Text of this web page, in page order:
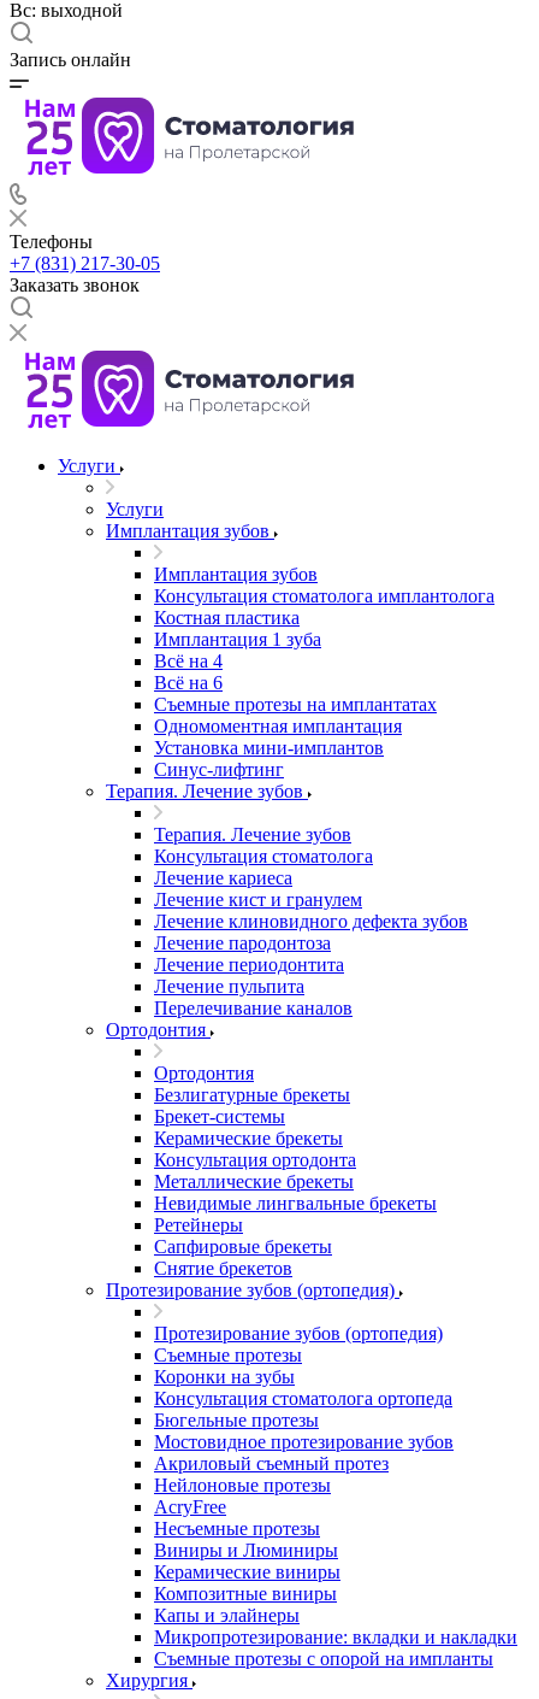
Вс: выходной
Запись онлайн
Телефоны
+7 (831) 217-30-05
Заказать звонок
Услуги
Услуги
Имплантация зубов
Имплантация зубов
Консультация стоматолога имплантолога
Костная пластика
Имплантация 1 зуба
Всё на 4
Всё на 6
Съемные протезы на имплантатах
Одномоментная имплантация
Установка мини-имплантов
Синус-лифтинг
Терапия. Лечение зубов
Терапия. Лечение зубов
Консультация стоматолога
Лечение кариеса
Лечение кист и гранулем
Лечение клиновидного дефекта зубов
Лечение пародонтоза
Лечение периодонтита
Лечение пульпита
Перелечивание каналов
Ортодонтия
Ортодонтия
Безлигатурные брекеты
Брекет-системы
Керамические брекеты
Консультация ортодонта
Металлические брекеты
Невидимые лингвальные брекеты
Ретейнеры
Сапфировые брекеты
Снятие брекетов
Протезирование зубов (ортопедия)
Протезирование зубов (ортопедия)
Съемные протезы
Коронки на зубы
Консультация стоматолога ортопеда
Бюгельные протезы
Мостовидное протезирование зубов
Акриловый съемный протез
Нейлоновые протезы
AcryFree
Несъемные протезы
Виниры и Люминиры
Керамические виниры
Композитные виниры
Капы и элайнеры
Микропротезирование: вкладки и накладки
Съемные протезы с опорой на импланты
Хирургия